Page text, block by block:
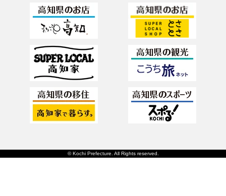
© Kochi Prefecture. All Rights reserved.